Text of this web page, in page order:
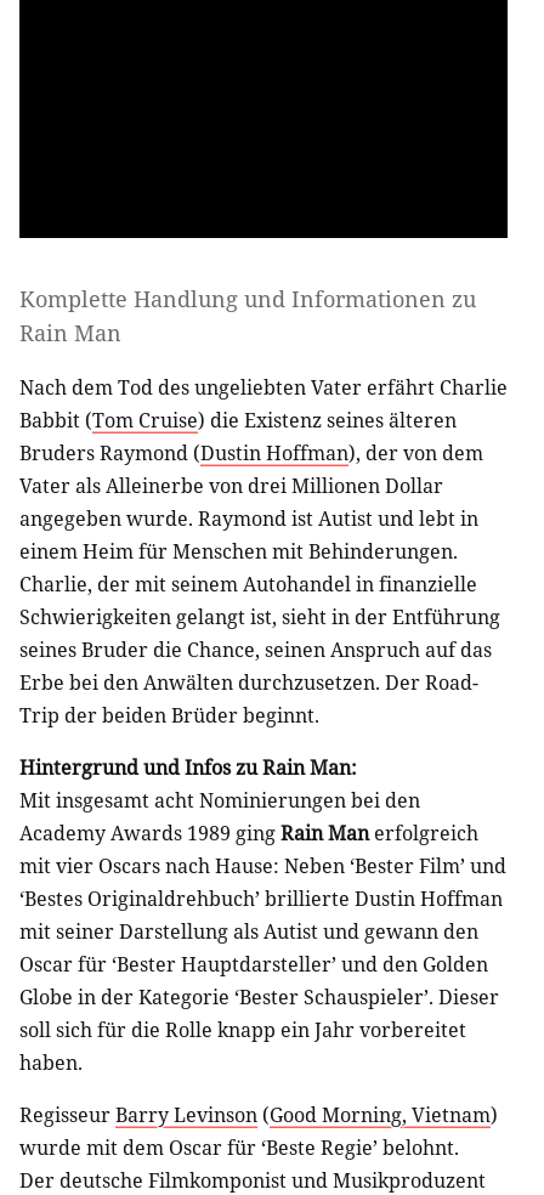
Komplette Handlung und Informationen zu
Rain Man
Nach dem Tod des ungeliebten Vater erfährt Charlie
Babbit (Tom Cruise) die Existenz seines älteren
Bruders Raymond (Dustin Hoffman), der von dem
Vater als Alleinerbe von drei Millionen Dollar
angegeben wurde. Raymond ist Autist und lebt in
einem Heim für Menschen mit Behinderungen.
Charlie, der mit seinem Autohandel in finanzielle
Schwierigkeiten gelangt ist, sieht in der Entführung
seines Bruder die Chance, seinen Anspruch auf das
Erbe bei den Anwälten durchzusetzen. Der Road-
Trip der beiden Brüder beginnt.
Hintergrund und Infos zu Rain Man:
Mit insgesamt acht Nominierungen bei den
Academy Awards 1989 gingRain Manerfolgreich
mit vier Oscars nach Hause: Neben ‘Bester Film’ und
‘Bestes Originaldrehbuch’ brillierte Dustin Hoffman
mit seiner Darstellung als Autist und gewann den
Oscar für ‘Bester Hauptdarsteller’ und den Golden
Globe in der Kategorie ‘Bester Schauspieler’. Dieser
soll sich für die Rolle knapp ein Jahr vorbereitet
haben.
RegisseurBarry Levinson (Good Morning, Vietnam)
wurde mit dem Oscar für ‘Beste Regie’ belohnt.
Der deutsche Filmkomponist und Musikproduzent